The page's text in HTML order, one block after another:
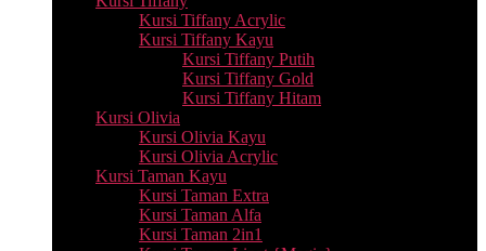
Kursi Tiffany Acrylic
Kursi Tiffany Kayu
Kursi Tiffany Putih
Kursi Tiffany Gold
Kursi Tiffany Hitam
Kursi Olivia
Kursi Olivia Kayu
Kursi Olivia Acrylic
Kursi Taman Kayu
Kursi Taman Extra
Kursi Taman Alfa
Kursi Taman 2in1